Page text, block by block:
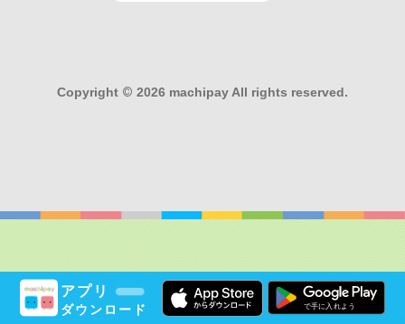
アプリ
ダウンロード
Copyright © 2026 machipay All rights reserved.